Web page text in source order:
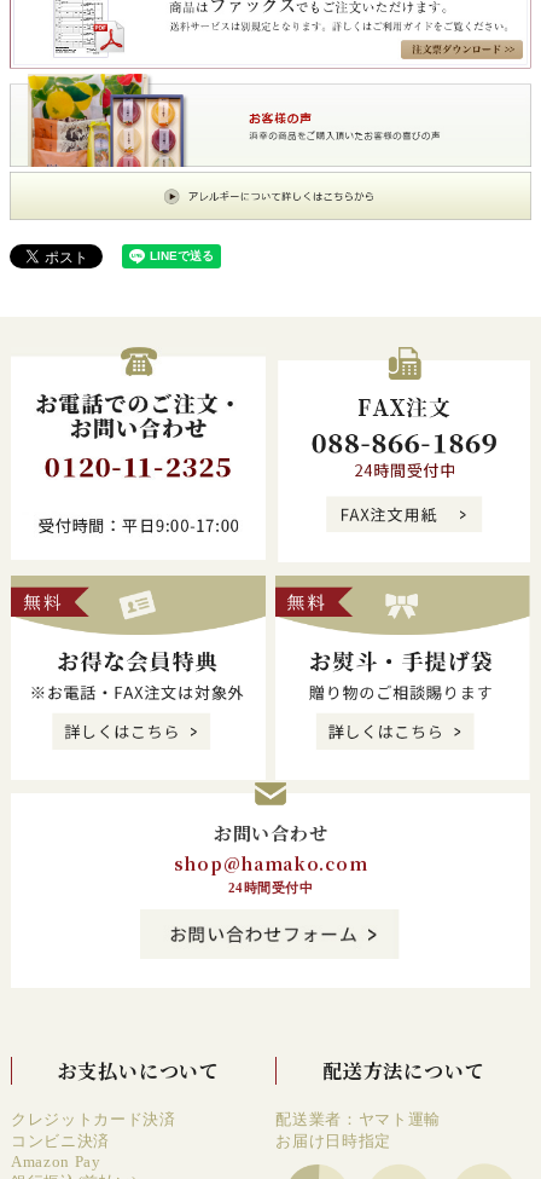
お問い合わせ
shop@hamako.com
24時間受付中
お支払いについて
クレジットカード決済
コンビニ決済
Amazon Pay
配送方法について
配送業者：ヤマト運輸
お届け日時指定